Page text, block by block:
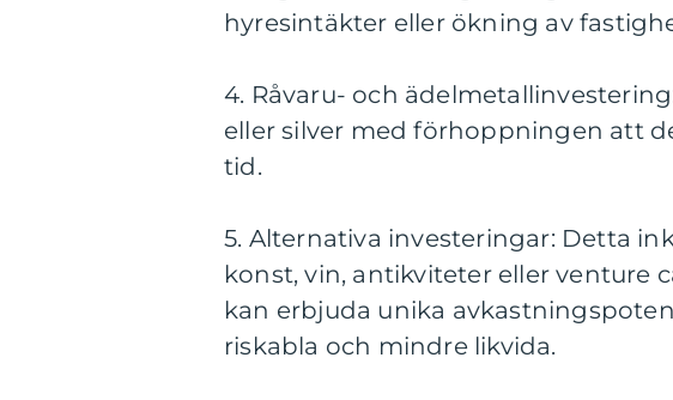
hyresintäkter eller ökning av
4. Råvaru- och
eller silver med förhoppningen att
tid.
5. Alternativa investeringar: Detta
konst, vin, antikviteter eller venture
kan erbjuda unika
riskabla och mindre likvida.